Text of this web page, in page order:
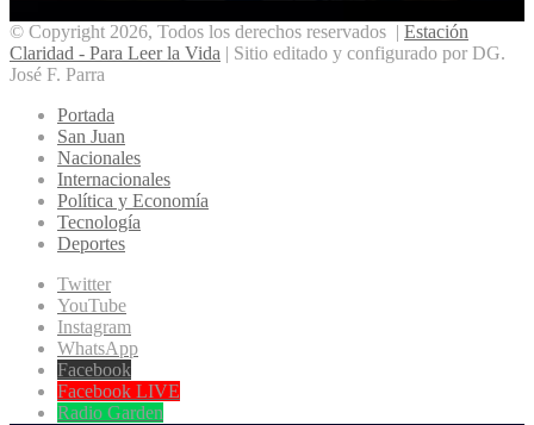
© Copyright 2026, Todos los derechos reservados | Estación
Claridad - Para Leer la Vida | Sitio editado y configurado por DG.
José F. Parra
Portada
San Juan
Nacionales
Internacionales
Política y Economía
Tecnología
Deportes
Twitter
YouTube
Instagram
WhatsApp
Facebook
Facebook LIVE
Radio Garden